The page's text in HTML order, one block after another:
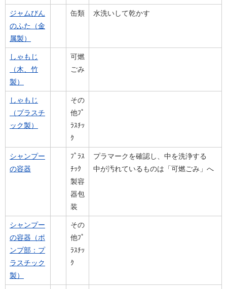
ジャムびん
のふた（金
属製）
缶類 水洗いして乾かす
しゃもじ
（木、竹
製）
可燃
ごみ
しゃもじ
（プラスチ
ック製）
その
他ﾌﾟ
ﾗｽﾁｯ
ｸ
シャンプー
の容器
ﾌﾟﾗｽ
ﾁｯｸ
製容
器包
装
プラマークを確認し、中を洗浄する
中が汚れているものは「可燃ごみ」へ
シャンプー
の容器（ポ
ンプ部：プ
ラスチック
製）
その
他ﾌﾟ
ﾗｽﾁｯ
ｸ